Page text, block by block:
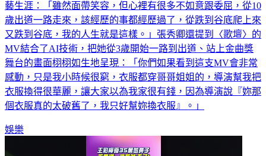
藝生涯：「雖然面帶笑容，但心裡有很多不如意跟委屈，從10
歲出道一路走來，該經歷的事都經歷過了，從跌到谷底爬上來
又跌到谷底，我的人生就是這樣。」張秀卿還提到〈歌壇〉的
MV結合了AI技術，把她從3歲開始一路到出道、站上金曲獎
舞台的畫面栩栩如生地呈現：「你們如果看到這支MV會非常
感動，只是我小時候很窮，衣服都穿哥哥姐姐的，導演幫我把
衣服換得很華麗，讓大家以為我家很有錢，因為導演說『妳那
個衣服真的太破舊了，我只好幫妳換衣服』。」
娛樂